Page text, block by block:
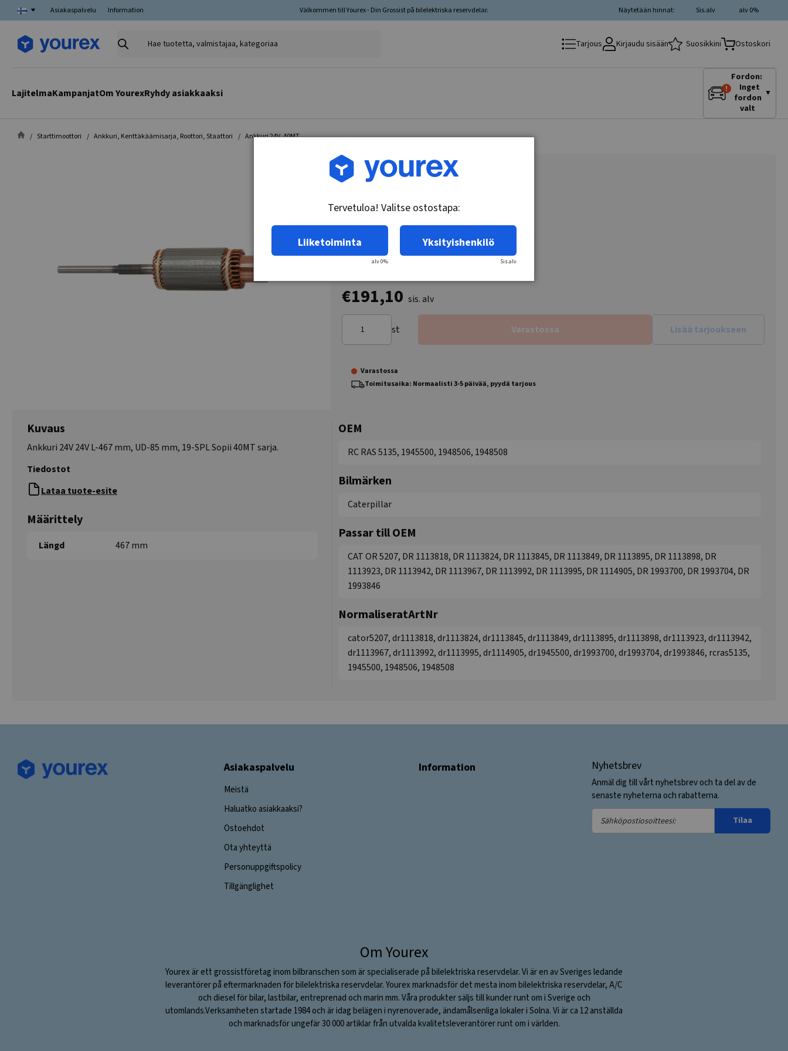
Asiakaspalvelu Information Välkommen till Yourex - Din Grossist på bilelektriska reservdelar. alv 0%
Sis.alv
Näytetään hinnat:
Hae
Tarjous Kirjaudu sisään Suosikkini Ostoskori
LajitelmaKampanjatOm YourexRyhdy asiakkaaksi
Fordon:
Inget
fordon
valt
▼
Starttimoottori Ankkuri, Kenttäkäämisarja, Roottori, Staattori Ankkuri 24V, 40MT
Tuotenro.: DR-1945500
€191,10 sis. alv
st Varastossa Lisää tarjoukseen
Varastossa
Toimitusaika: Normaalisti 3-5 päivää, pyydä tarjous
Kuvaus
Ankkuri 24V 24V L-467 mm, UD-85 mm, 19-SPL Sopii 40MT sarja.
Tiedostot
Lataa tuote-esite
Määrittely
Längd 467 mm
OEM
RC RAS 5135, 1945500, 1948506, 1948508
Bilmärken
Caterpillar
Passar till OEM
CAT OR 5207, DR 1113818, DR 1113824, DR 1113845, DR 1113849, DR 1113895, DR 1113898, DR
1113923, DR 1113942, DR 1113967, DR 1113992, DR 1113995, DR 1114905, DR 1993700, DR 1993704, DR
1993846
NormaliseratArtNr
cator5207, dr1113818, dr1113824, dr1113845, dr1113849, dr1113895, dr1113898, dr1113923, dr1113942,
dr1113967, dr1113992, dr1113995, dr1114905, dr1945500, dr1993700, dr1993704, dr1993846, rcras5135,
1945500, 1948506, 1948508
Asiakaspalvelu
Meistä
Haluatko asiakkaaksi?
Ostoehdot
Ota yhteyttä
Personuppgiftspolicy
Tillgänglighet
Information Nyhetsbrev
Anmäl dig till vårt nyhetsbrev och ta del av de
senaste nyheterna och rabatterna.
Sähköpostiosoitteesi:
Tilaa
Om Yourex
Yourex är ett grossistföretag inom bilbranschen som är specialiserade på bilelektriska reservdelar. Vi är en av Sveriges ledande
leverantörer på eftermarknaden för bilelektriska reservdelar. Yourex marknadsför det mesta inom bilelektriska reservdelar, A/C
och diesel för bilar, lastbilar, entreprenad och marin mm. Våra produkter säljs till kunder runt om i Sverige och
utomlands.Verksamheten startade 1984 och är idag belägen i nyrenoverade, ändamålsenliga lokaler i Solna. Vi är ca 12 anställda
och marknadsför ungefär 30 000 artiklar från utvalda kvalitetsleverantörer runt om i världen.
Tervetuloa! Valitse ostostapa:
Liiketoiminta
alv 0%
Yksityishenkilö
Sis.alv